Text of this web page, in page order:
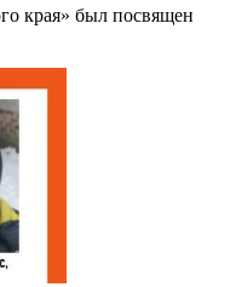
края» был посвящен